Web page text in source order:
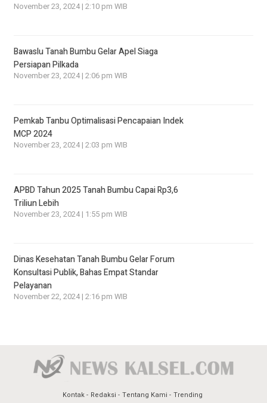
November 23, 2024 | 2:10 pm WIB
Bawaslu Tanah Bumbu Gelar Apel Siaga
Persiapan Pilkada
November 23, 2024 | 2:06 pm WIB
Pemkab Tanbu Optimalisasi Pencapaian Indek
MCP 2024
November 23, 2024 | 2:03 pm WIB
APBD Tahun 2025 Tanah Bumbu Capai Rp3,6
Triliun Lebih
November 23, 2024 | 1:55 pm WIB
Dinas Kesehatan Tanah Bumbu Gelar Forum
Konsultasi Publik, Bahas Empat Standar
Pelayanan
November 22, 2024 | 2:16 pm WIB
Kontak Redaksi Tentang Kami Trending